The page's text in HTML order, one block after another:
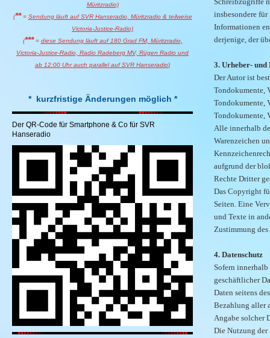
insbesondere
Informationen
derjenige, der
3. Urheber- und
Der Autor ist
Tondokumente,
Tondokumente,
Tondokumente,
Alle innerhalb
Warenzeichen
aufgrund der
Rechte Dritter
Das Copyright
Seiten. Eine
und Texte in
Zustimmung
4. Datenschutz
Sofern
geschäftlicher
Daten seitens
Bezahlung aller
Angabe solcher
Die Nutzung der
Müritzradio)
(**= Sendung läuft auf SVR Hanseradio, Müritzradio & teilweise
Victoria-Justice-Radio)
(***= diese Sendung läuft auf 180 Grad FM, Müritzradio,
Victoria-Justice-Radio, Radio Radeberg MV, Rügen Radio und
ab 12:00 Uhr auch parallel auf SVR Hanseradio)
* kurzfristige Änderungen möglich *
Der QR-Code für Smartphone & Co für SVR
Hanseradio